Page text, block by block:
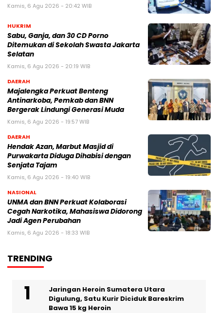
Kamis, 6 Agu 2026 - 20:42 WIB
HUKRIM
Sabu, Ganja, dan 30 CD Porno
Ditemukan di Sekolah Swasta Jakarta
Selatan
Kamis, 6 Agu 2026 - 20:19 WIB
DAERAH
Majalengka Perkuat Benteng
Antinarkoba, Pemkab dan BNN
Bergerak Lindungi Generasi Muda
Kamis, 6 Agu 2026 - 19:57 WIB
DAERAH
Hendak Azan, Marbut Masjid di
Purwakarta Diduga Dihabisi dengan
Senjata Tajam
Kamis, 6 Agu 2026 - 19:40 WIB
NASIONAL
UNMA dan BNN Perkuat Kolaborasi
Cegah Narkotika, Mahasiswa Didorong
Jadi Agen Perubahan
Kamis, 6 Agu 2026 - 18:33 WIB
TRENDING
Jaringan Heroin Sumatera Utara
Digulung, Satu Kurir Diciduk Bareskrim
Bawa 15 kg Heroin